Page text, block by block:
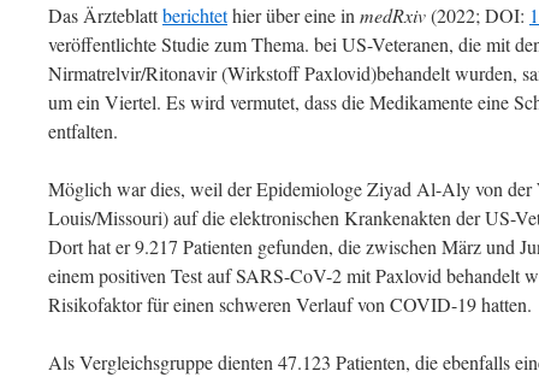
Das Ärzteblattberichtethier über eine in medRxiv(2022; DOI:
veröffentlichte Studie zum Thema. bei US-Veteranen, die mit
Nirmatrelvir/Ritonavir (Wirkstoff Paxlovid)behandelt wurden,
um ein Viertel. Es wird vermutet, dass die Medikamente eine
entfalten.
Möglich war dies, weil der Epidemiologe Ziyad Al-Aly von der
Louis/Missouri) auf die elektro­ni­schen Krankenakten der US-
Dort hat er 9.217 Patienten gefunden, die zwischen März und
einem positiven Test auf SARS-CoV-2 mit Paxlovid behandelt
Risikofaktor für einen schweren Verlauf von COVID-19 hatten.
Als Vergleichsgruppe dienten 47.123 Patienten, die ebenfalls